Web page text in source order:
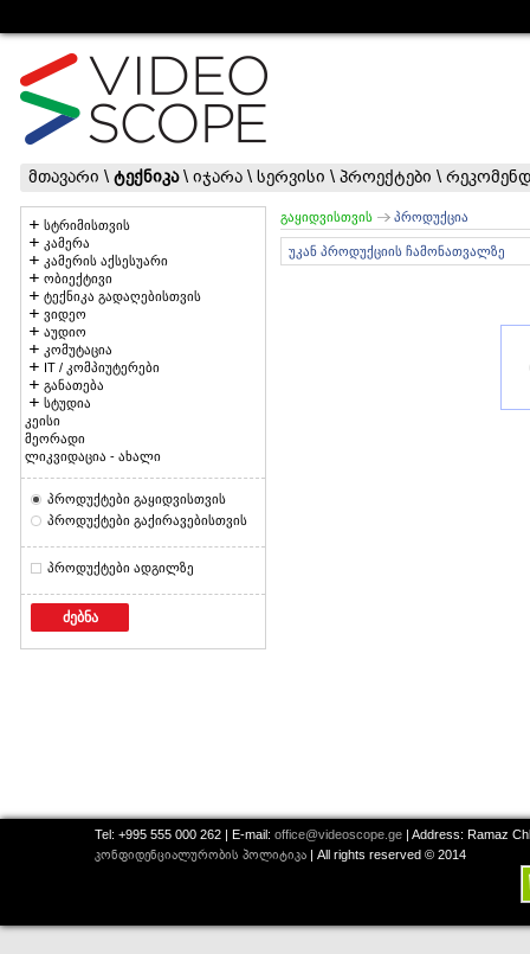
მთავარი \ ტექნიკა\ იჯარა \ სერვისი \ პროექტები \
სტრიმისთვის
კამერა
კამერის აქსესუარი
ობიექტივი
ტექნიკა გადაღებისთვის
ვიდეო
აუდიო
კომუტაცია
IT / კომპიუტერები
განათება
სტუდია
კეისი
მეორადი
ლიკვიდაცია - ახალი
პროდუქტები გაყიდვისთვის
პროდუქტები გაქირავებისთვის
პროდუქტები ადგილზე
ძებნა
გაყიდვისთვის პროდუქცია
უკან პროდუქციის ჩამონათვალზე
Tel: +995 555 000 262 | E-mail: office@videoscope.ge | Address: Ramaz
კონფიდენციალურობის პოლიტიკა | All rights reserved © 2014